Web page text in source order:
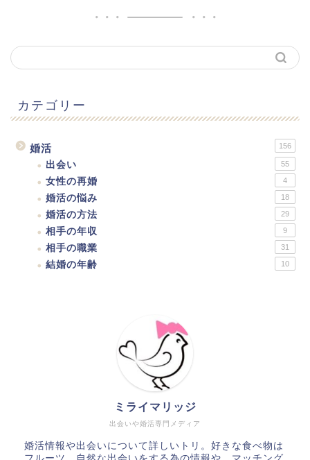
カテゴリー
婚活 156
出会い 55
女性の再婚 4
婚活の悩み 18
婚活の方法 29
相手の年収 9
相手の職業 31
結婚の年齢 10
出会いや婚活専門メディア
ミライマリッジ
婚活情報や出会いについて詳しいトリ。好きな食べ物は